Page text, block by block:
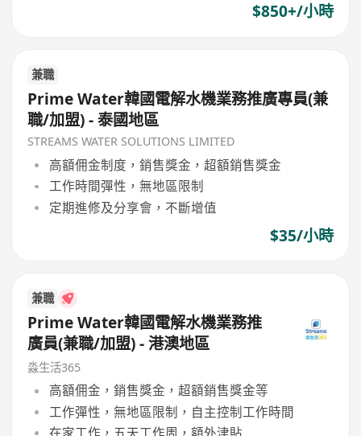
$850+/小時
兼職
Prime Water韓國電解水機業務推廣專員(兼
職/加盟) - 泰國地區
STREAMS WATER SOLUTIONS LIMITED
高額佣金制度，銷售獎金，超額銷售獎金
工作時間彈性，無地區限制
定期進修及分享會，不斷增值
$35/小時
兼職
Prime Water韓國電解水機業務推
廣員(兼職/加盟) - 港澳地區
淼生活365
高額佣金，銷售獎金，超額銷售獎金等
工作彈性，無地區限制，自主控制工作時間